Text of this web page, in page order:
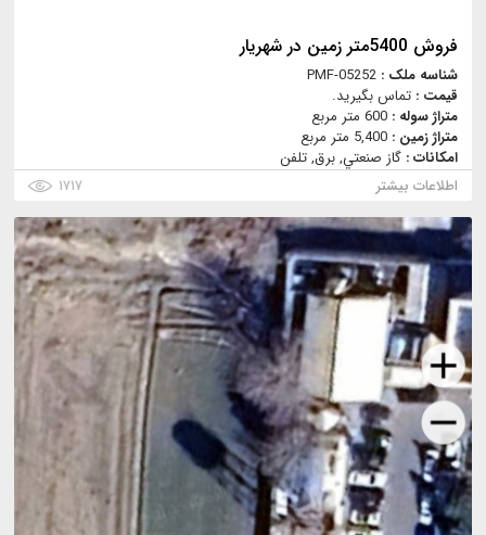
فروش 5400متر زمین در شهریار
شناسه ملک : PMF-05252
قیمت : تماس بگیرید.
متراژ سوله : 600 متر مربع
متراژ زمین : 5,400 متر مربع
امکانات : گاز صنعتي, برق, تلفن
اطلاعات بیشتر
۱۷۱۷